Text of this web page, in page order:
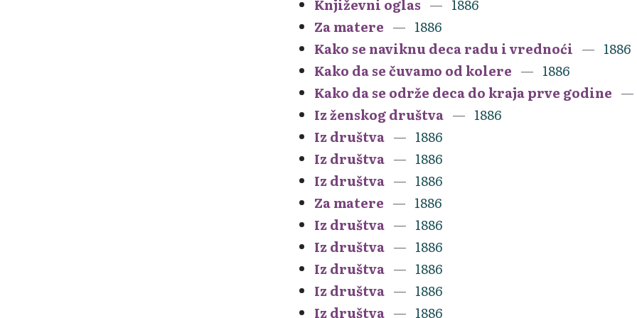
Književni oglas
1886
Za matere
1886
Kako se naviknu deca radu i vrednoći
1886
Kako da se čuvamo od kolere
1886
Kako da se održe deca do kraja prve godine
Iz ženskog društva
1886
Iz društva
1886
Iz društva
1886
Iz društva
1886
Za matere
1886
Iz društva
1886
Iz društva
1886
Iz društva
1886
Iz društva
1886
Iz društva
1886